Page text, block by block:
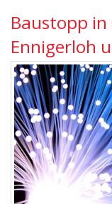
Baustopp
Ennigerloh